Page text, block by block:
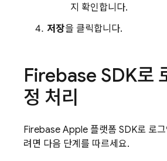
지 확인합니다.
저장을 클릭합니다.
Firebase SDK로
정 처리
Firebase Apple 플랫폼 SDK로 로
려면 다음 단계를 따르세요.